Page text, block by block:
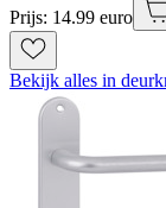
Prijs: 14.99 euro
Bekijk alles in